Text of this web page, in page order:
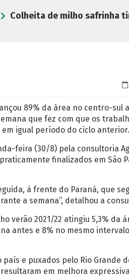
Colheita de milho safrinha
89% da área no centro-sul
que fez com que os
igual período do ciclo anterior.
feira (30/8) pela consultoria
finalizados em São
à frente do Paraná, que
a semana”, detalhou a
verão 2021/22 atingiu 5,3% da
antes e 8% no mesmo
e puxados pelo Rio Grande
em melhora